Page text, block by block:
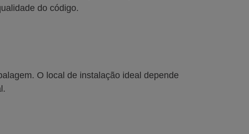
do código.
O local de instalação ideal depende